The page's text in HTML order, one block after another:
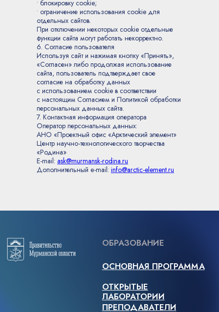
• блокировку cookie;
• ограничение использования cookie для
отдельных сайтов.
При отключении некоторых cookie отдельные
функции сайта могут работать некорректно.
6. Согласие пользователя
Используя сайт и нажимая кнопку «Принять»,
«Согласен» либо продолжая использование
сайта, пользователь подтверждает свое
согласие на обработку данных
с использованием cookie в соответствии
с настоящим Согласием и Политикой обработки
персональных данных сайта.
7. Контактная информация оператора
Оператор персональных данных:
АНО «Проектный офис «Арктический элемент»
Центр научно-технологического творчества
«Родина»
E-mail: ask@murmansk-rodina.ru
Дополнительный e-mail: info@arctic-element.ru
Вся информация на Сайте размещена с согласия
субъектов персональных данных в соответствии
Политика обработки персональных
данных
Пользовательское
соглашение
ask@murmansk-rodina.ru
+7 (921) 708-00-51
О ПРОЕКТЕ
РЕГИСТРАЦИЯ
НА ПОСЕЩЕНИЕ
СВЯЗЬ С НАМИ
СОЦИАЛЬНЫЕ СЕТИ
ОБРАЗОВАНИЕ
ОСНОВНАЯ ПРОГРАММА
ОТКРЫТЫЕ
ЛАБОРАТОРИИ
ПРЕПОДАВАТЕЛИ